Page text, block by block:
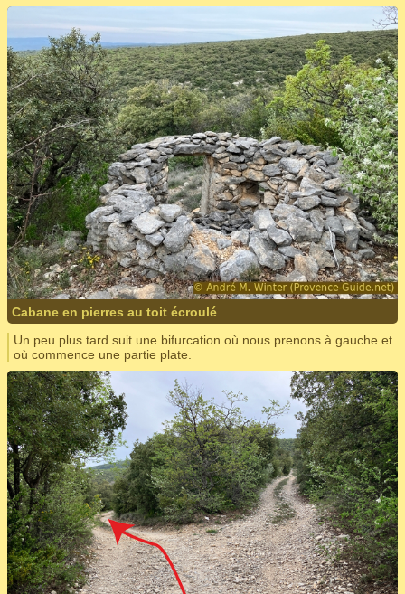
Cabane en pierres au toit écroulé
Un peu plus tard suit une bifurcation où nous prenons à gauche et
où commence une partie plate.